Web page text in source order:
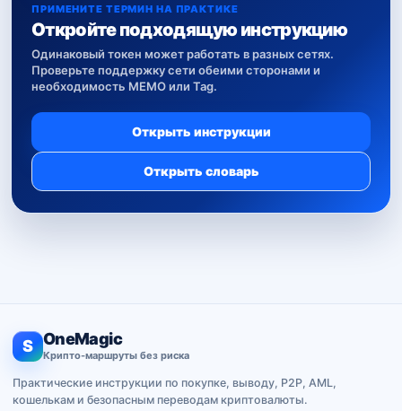
ПРИМЕНИТЕ ТЕРМИН НА ПРАКТИКЕ
Откройте подходящую инструкцию
Одинаковый токен может работать в разных сетях.
Проверьте поддержку сети обеими сторонами и
необходимость MEMO или Tag.
Открыть инструкции
Открыть словарь
S OneMagic
Крипто-маршруты без риска
Практические инструкции по покупке, выводу, P2P, AML,
кошелькам и безопасным переводам криптовалюты.